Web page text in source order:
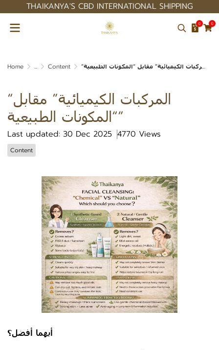
THAIKANYA'S CBD INTERNATIONAL SHIPPING
0 0
Home ... Content
“المركبات الكيميائية” مقابل
“المكونات الطبيعية”
Last updated: 30 Dec 2025 4770 Views
Content
أيهما أفضل؟